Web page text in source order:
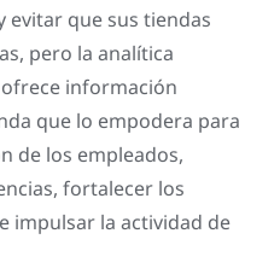
evitar que sus tiendas
pero la analítica
información
que lo empodera para
de los empleados,
fortalecer los
impulsar la actividad de